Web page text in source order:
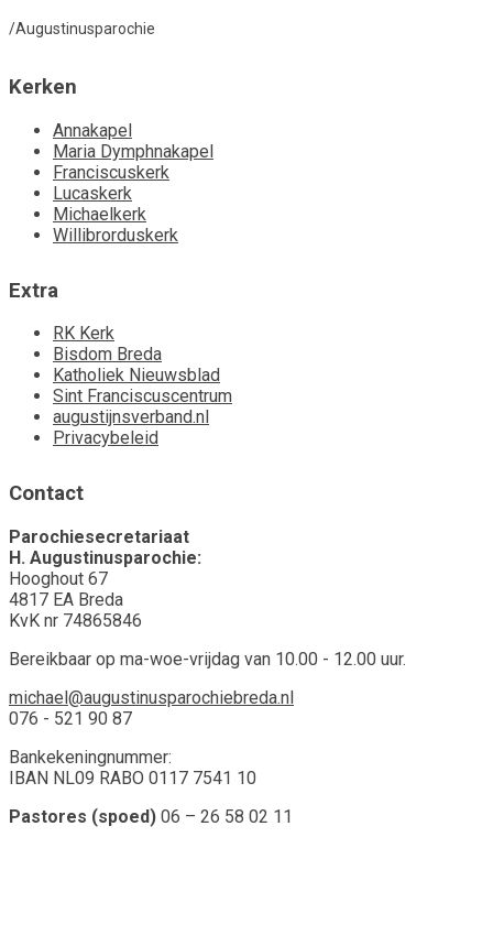
/Augustinusparochie
Kerken
Annakapel
Maria Dymphnakapel
Franciscuskerk
Lucaskerk
Michaelkerk
Willibrorduskerk
Extra
RK Kerk
Bisdom Breda
Katholiek Nieuwsblad
Sint Franciscuscentrum
augustijnsverband.nl
Privacybeleid
Contact
Parochiesecretariaat
H. Augustinusparochie:
Hooghout 67
4817 EA Breda
KvK nr 74865846
Bereikbaar op ma-woe-vrijdag van 10.00 - 12.00 uur.
michael@augustinusparochiebreda.nl
076 - 521 90 87
Bankekeningnummer:
IBAN NL09 RABO 0117 7541 10
Pastores (spoed) 06 – 26 58 02 11